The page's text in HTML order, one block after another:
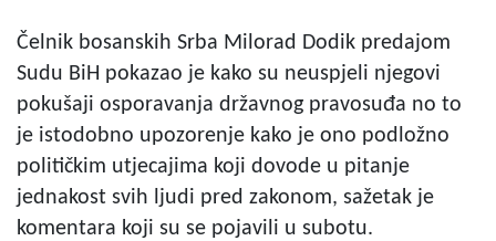
Čelnik bosanskih Srba Milorad Dodik predajom
Sudu BiH pokazao je kako su neuspjeli njegovi
pokušaji osporavanja državnog pravosuđa no to
je istodobno upozorenje kako je ono podložno
političkim utjecajima koji dovode u pitanje
jednakost svih ljudi pred zakonom, sažetak je
komentara koji su se pojavili u subotu.